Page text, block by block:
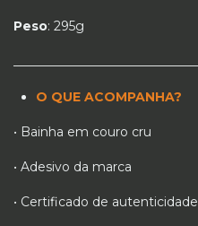
Peso: 295g
O QUE ACOMPANHA?
• Bainha em couro cru
• Adesivo da marca
• Certificado de autenticidade